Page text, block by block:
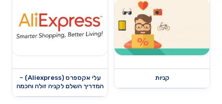
קניות
עלי אקספרס (Aliexpress) –
המדריך השלם לקניה זולה וחכמה